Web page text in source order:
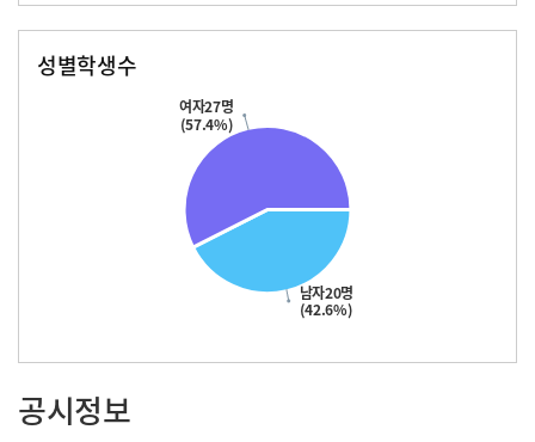
성별학생수
남자20명
(42.6%)
여자27명
(57.4%)
공시정보